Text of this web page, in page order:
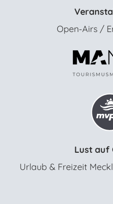
Open-Airs /
Lust auf
Urlaub & Freizeit